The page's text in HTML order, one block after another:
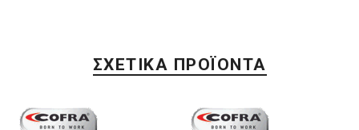
ΣΧΕΤΙΚΆ ΠΡΟΪΌΝΤΑ